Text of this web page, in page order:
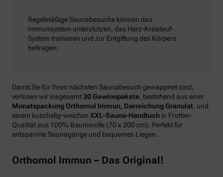
Regelmäßige Saunabesuche können das
Immunsystem unterstützen, das Herz-Kreislauf-
System trainieren und zur Entgiftung des Körpers
beitragen.
Damit Sie für Ihren nächsten Saunabesuch gewappnet sind,
verlosen wir insgesamt30 Gewinnpakete, bestehend aus einer
Monatspackung Orthomol Immun, Darreichung Granulat, und
einem kuschelig-weichen XXL-Sauna-Handtuch in Frottier-
Qualität aus 100% Baumwolle (70 x 200 cm). Perfekt für
entspannte Saunagänge und bequemes Liegen.
Orthomol Immun – Das Original!